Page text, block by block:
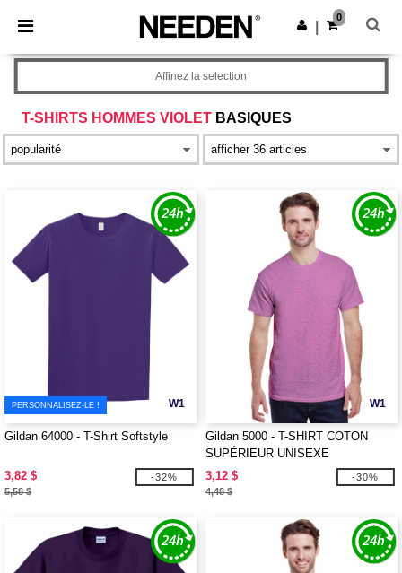
× Appli Needen
Meilleurs prix sur l’app !
Obtenir l'appli
0
T-SHIRTS HOMMES VIOLET BASIQUES
Affinez la selection
W1
PERSONNALISEZ-LE !
Gildan 64000 - T-Shirt Softstyle
3,82 $
5,58 $
-32%
W1
Gildan 5000 - T-SHIRT COTON
SUPÉRIEUR UNISEXE
3,12 $
4,48 $
-30%